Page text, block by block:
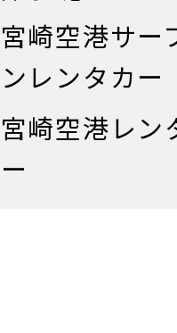
宮崎空港サー
ンレンタカー
宮崎空港レン
ー